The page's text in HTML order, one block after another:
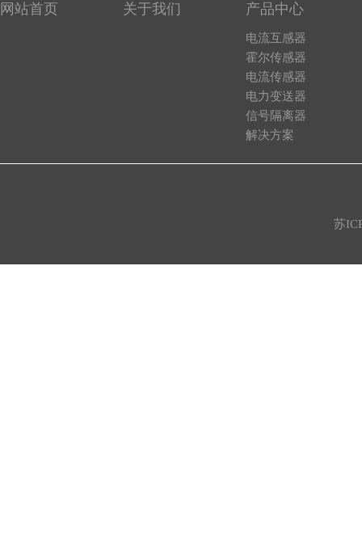
网站首页 关于我们 产品中心
电流互感器
霍尔传感器
电流传感器
电力变送器
信号隔离器
解决方案
苏